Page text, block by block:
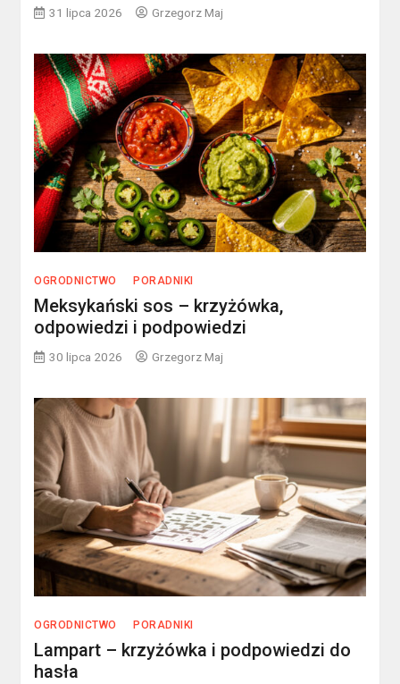
31 lipca 2026 Grzegorz Maj
OGRODNICTWO PORADNIKI
Meksykański sos – krzyżówka,
odpowiedzi i podpowiedzi
30 lipca 2026 Grzegorz Maj
OGRODNICTWO PORADNIKI
Lampart – krzyżówka i podpowiedzi do
hasła